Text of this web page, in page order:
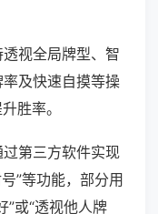
视全局牌型、智
及快速自摸等操
胜率。
第三方软件实现
”等功能，部分用
”或“透视他人牌